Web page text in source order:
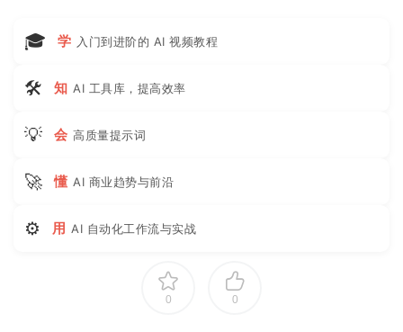
🎓 学 入门到进阶的 AI 视频教程
🛠 知 AI 工具库，提高效率
💡 会 高质量提示词
🚀 懂 AI 商业趋势与前沿
⚙ 用 AI 自动化工作流与实战
0 0